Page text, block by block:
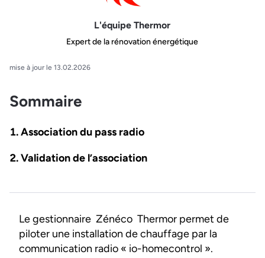
L'équipe Thermor
Expert de la rénovation énergétique
mise à jour le 13.02.2026
Sommaire
Association du pass radio
Validation de l’association
Le gestionnaire Zénéco Thermor permet de
piloter une installation de chauffage par la
communication radio « io-homecontrol ».